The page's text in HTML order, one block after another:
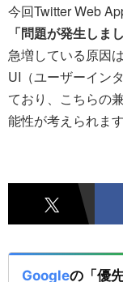
今回Twitter Web
「問題が発生しま
急増している原因
UI（ユーザーイン
ており、こちらの
能性が考えられます
Googleの「優